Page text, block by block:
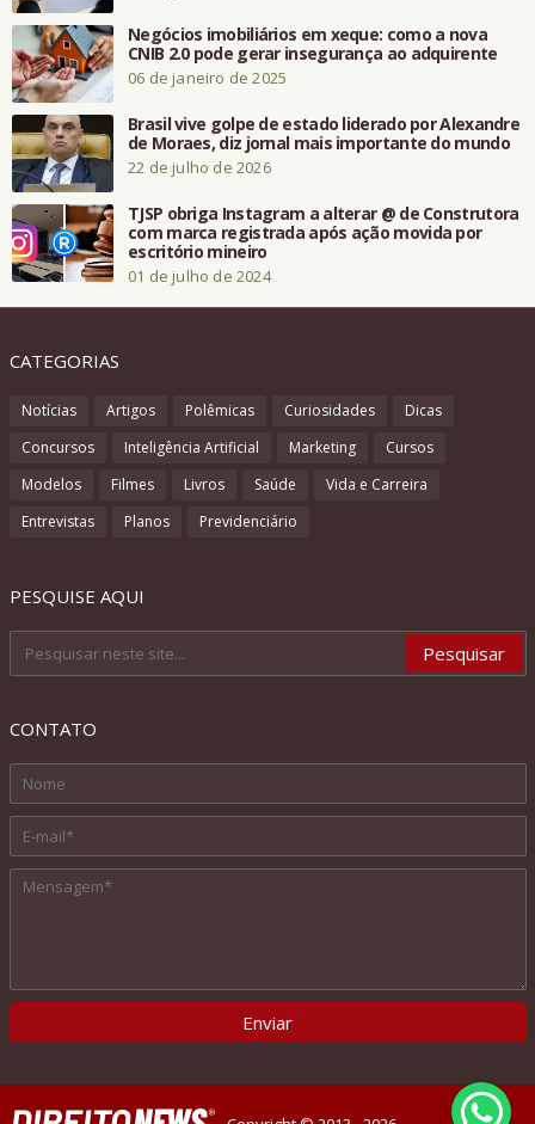
Negócios imobiliários em xeque: como a nova
CNIB 2.0 pode gerar insegurança ao adquirente
06 de janeiro de 2025
Brasil vive golpe de estado liderado por Alexandre
de Moraes, diz jornal mais importante do mundo
22 de julho de 2026
TJSP obriga Instagram a alterar @ de Construtora
com marca registrada após ação movida por
escritório mineiro
01 de julho de 2024
CATEGORIAS
Notícias Artigos Polêmicas Curiosidades
Dicas
Concursos
Inteligência Artificial Marketing
Cursos
Modelos
Filmes Livros Saúde
Vida e Carreira
Entrevistas
Planos Previdenciário
PESQUISE AQUI
CONTATO